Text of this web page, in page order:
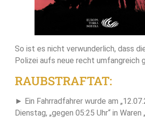
So ist es nicht verwunderlich, dass
Polizei aufs neue recht umfangreich
RAUBSTRAFTAT:
► Ein Fahrradfahrer wurde am
Dienstag, „gegen 05:25 Uhr“ in Waren